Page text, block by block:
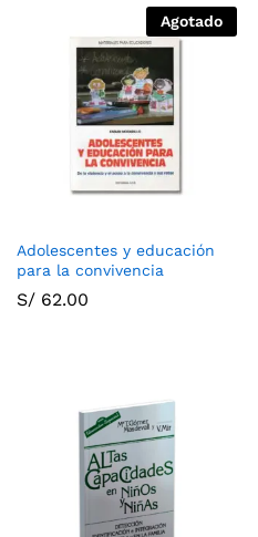
Agotado
Adolescentes y educación
para la convivencia
S/ 62.00